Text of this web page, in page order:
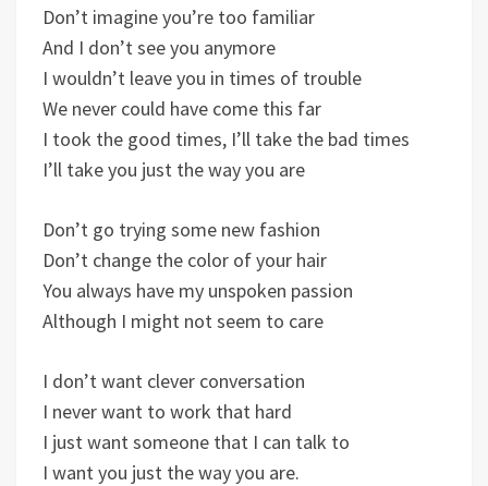
Don’t imagine you’re too familiar
And I don’t see you anymore
I wouldn’t leave you in times of trouble
We never could have come this far
I took the good times, I’ll take the bad times
I’ll take you just the way you are
Don’t go trying some new fashion
Don’t change the color of your hair
You always have my unspoken passion
Although I might not seem to care
I don’t want clever conversation
I never want to work that hard
I just want someone that I can talk to
I want you just the way you are.